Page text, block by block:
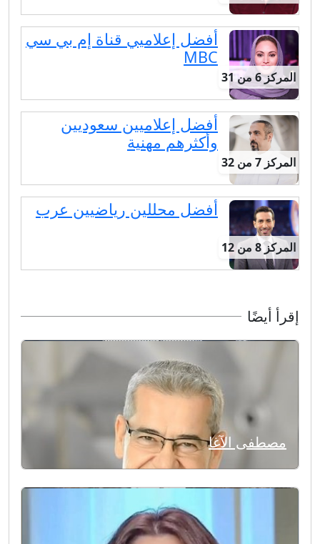
المركز 6 من 31
أفضل إعلاميي قناة إم بي سي
MBC
المركز 7 من 32
أفضل إعلاميين سعوديين
وأكثرهم مهنية
المركز 8 من 12
أفضل محللين رياضيين عرب
إقرأ أيضًا
مصطفى الآغا